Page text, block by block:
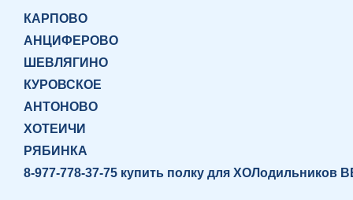
КАРПОВО
АНЦИФЕРОВО
ШЕВЛЯГИНО
КУРОВСКОЕ
АНТОНОВО
ХОТЕИЧИ
РЯБИНКА
8-977-778-37-75 купить полку для ХОЛодильников